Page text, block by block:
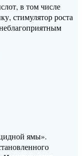
в том числе
стимулятор роста
ямы».